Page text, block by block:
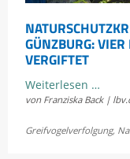
GÜNZBURG:
VERGIFTET
Weiterlesen …
im
von Franziska Back |
Greifvogelverfolgung,